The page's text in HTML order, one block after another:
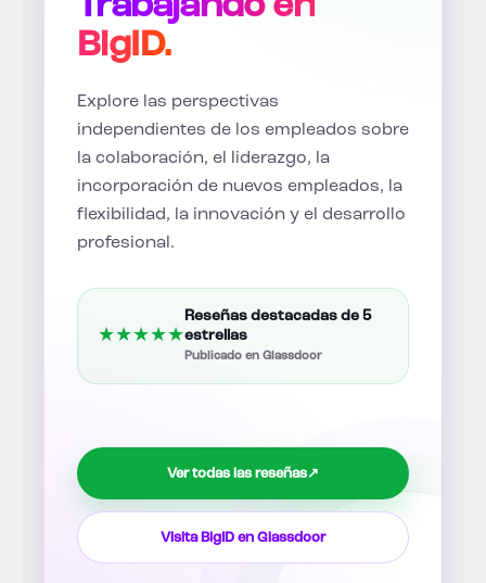
BigID.
Explore las perspectivas
independientes de los empleados sobre
la colaboración, el liderazgo, la
incorporación de nuevos empleados, la
flexibilidad, la innovación y el desarrollo
profesional.
★★★★★
Reseñas destacadas de 5
estrellas
Publicado en Glassdoor
Ver todas las reseñas↗
Visita BigID en Glassdoor